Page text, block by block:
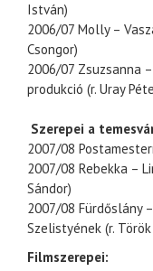
István)
2006/07 Molly –
Csongor)
2006/07 Zsuzsanna
produkció (r. Uray
Szerepei a
2007/08
2007/08 Rebekka –
Sándor)
2007/08 Fürdőslány
Szelistyének (r.
Filmszerepei: